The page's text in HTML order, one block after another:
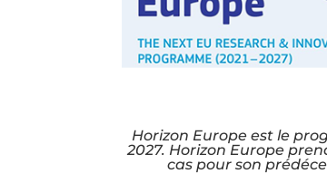
Horizon Europe est le
2027. Horizon Europe
cas pour son